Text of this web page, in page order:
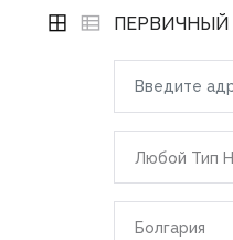
Любой Тип
Болгария